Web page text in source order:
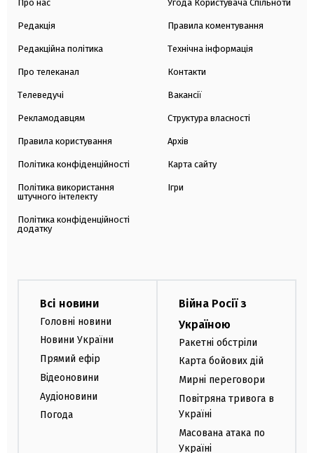
Про нас
Редакція
Редакційна політика
Про телеканал
Телеведучі
Рекламодавцям
Правила користування
Політика конфіденційності
Політика використання
штучного інтелекту
Політика конфіденційності
додатку
Угода Користувача Спільноти
Правила коментування
Технічна інформація
Контакти
Вакансії
Структура власності
Архів
Карта сайту
Ігри
Всі новини
Головні новини
Новини України
Прямий ефір
Відеоновини
Аудіоновини
Погода
Війна Росії з
Україною
Ракетні обстріли
Карта бойових дій
Мирні переговори
Повітряна тривога в
Україні
Масована атака по
Україні